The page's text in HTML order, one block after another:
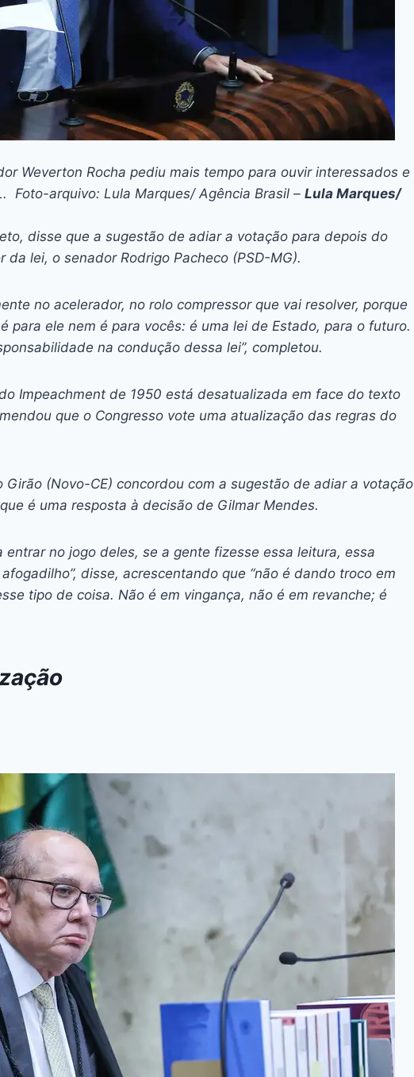
Weverton Rocha pediu mais tempo para ouvir interessados e
Foto-arquivo: Lula Marques/ Agência Brasil – Lula Marques/
disse que a sugestão de adiar a votação para depois do
lei, o senador Rodrigo Pacheco (PSD-MG).
no acelerador, no rolo compressor que vai resolver, porque
para ele nem é para vocês: é uma lei de Estado, para o futuro.
na condução dessa lei”, completou.
Impeachment de 1950 está desatualizada em face do texto
que o Congresso vote uma atualização das regras do
Girão (Novo-CE) concordou com a sugestão de adiar a votação
é uma resposta à decisão de Gilmar Mendes.
entrar no jogo deles, se a gente fizesse essa leitura, essa
disse, acrescentando que “não é dando troco em
tipo de coisa. Não é em vingança, não é em revanche; é